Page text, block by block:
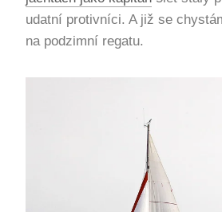
udatní protivníci. A již se
na podzimní regatu.